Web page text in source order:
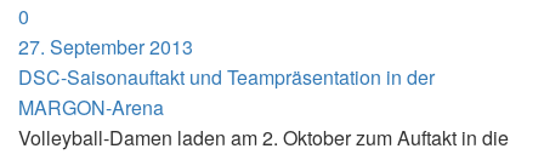
0
27. September 2013
DSC-Saisonauftakt und Teampräsentation in der
MARGON-Arena
Volleyball-Damen laden am 2. Oktober zum Auftakt in die